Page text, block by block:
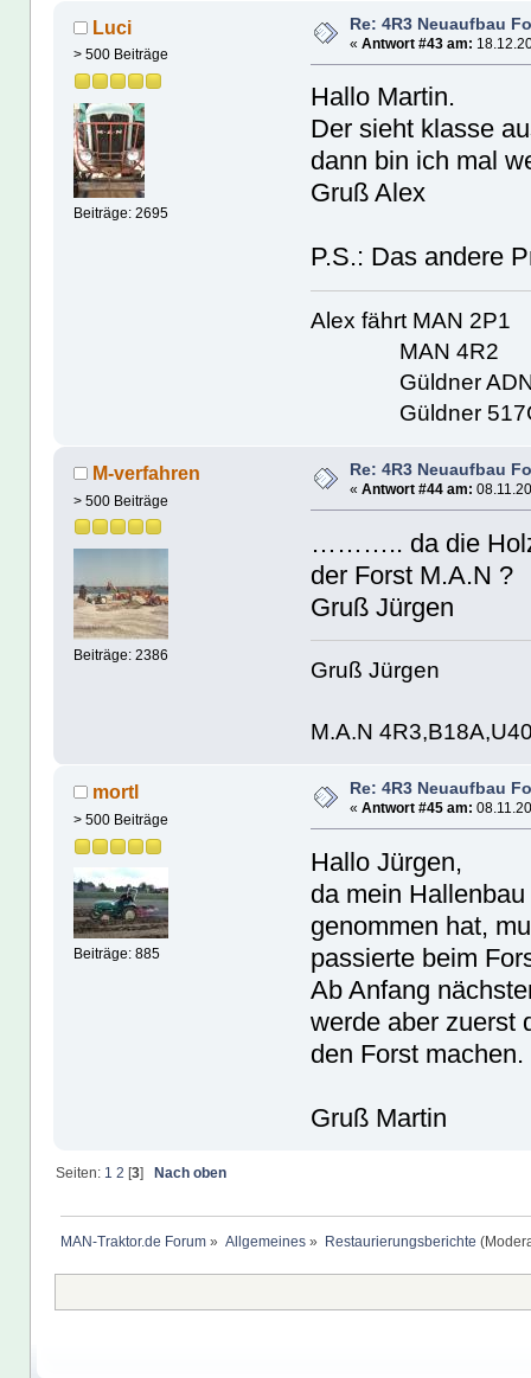
Luci
> 500 Beiträge
Beiträge: 2695
Re: 4R3 Neuaufbau
« Antwort #43 am:
Hallo Martin.
Der sieht klasse
dann bin ich mal
Gruß Alex
P.S.: Das andere
Alex fährt MAN 2P1
MAN 4R2
Güldner ADN
Güldner
M-verfahren
> 500 Beiträge
Beiträge: 2386
Re: 4R3 Neuaufbau
« Antwort #44 am:
……….. da die
der Forst M.A.N ?
Gruß Jürgen
Gruß Jürgen
M.A.N
mortl
> 500 Beiträge
Beiträge: 885
Re: 4R3 Neuaufbau
« Antwort #45 am:
Hallo Jürgen,
da mein
genommen hat,
passierte beim
Ab Anfang
werde aber zuerst
den Forst machen.
Gruß Martin
Seiten: 1 2 [3] Nach oben
MAN-Traktor.de Forum » Allgemeines » Restaurierungsberichte